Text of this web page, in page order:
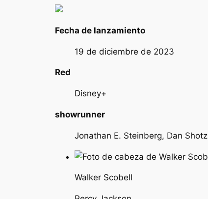
Fecha de lanzamiento
19 de diciembre de 2023
Red
Disney+
showrunner
Jonathan E. Steinberg, Dan Shotz
Walker Scobell